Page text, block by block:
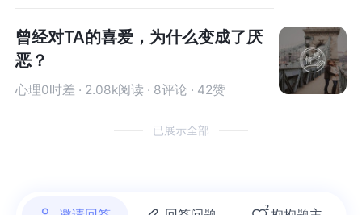
曾经对TA的喜爱，为什么变成了厌
恶？
心理0时差 · 2.08k阅读 · 8评论 · 42赞
已展示全部
2